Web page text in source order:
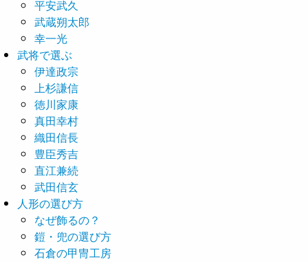
平安武久
武蔵朔太郎
幸一光
武将で選ぶ
伊達政宗
上杉謙信
徳川家康
真田幸村
織田信長
豊臣秀吉
直江兼続
武田信玄
人形の選び方
なぜ飾るの？
鎧・兜の選び方
石倉の甲冑工房